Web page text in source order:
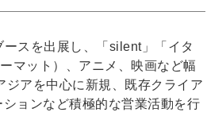
スを出展し、「silent」「イタ
マット）、アニメ、映画など幅
アを中心に新規、既存クライア
ョンなど積極的な営業活動を行